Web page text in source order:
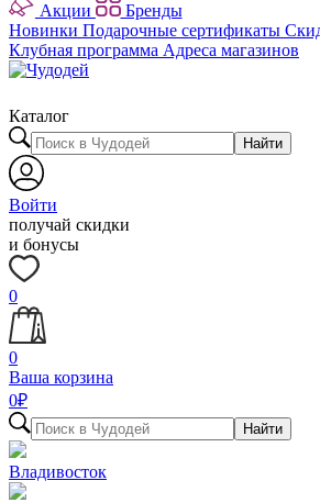
Акции
Бренды
Новинки Подарочные сертификаты
Клубная программа Адреса магазинов
Каталог
Найти
Войти
получай скидки
и бонусы
0
0
Ваша корзина
0₽
Найти
Владивосток